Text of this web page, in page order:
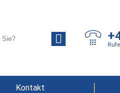
Kontakt